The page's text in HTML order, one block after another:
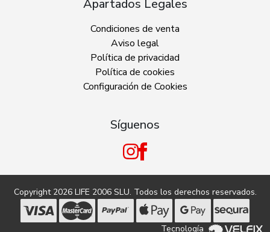
Apartados Legales
Condiciones de venta
Aviso legal
Política de privacidad
Política de cookies
Configuración de Cookies
Síguenos
Copyright 2026 LIFE 2006 SLU. Todos los derechos reservados.
Tecnología